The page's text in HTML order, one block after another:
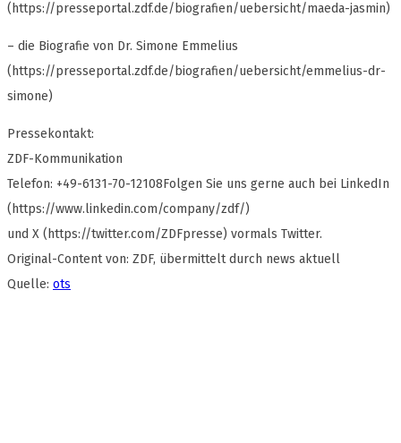
(https://presseportal.zdf.de/biografien/uebersicht/maeda-jasmin)
– die Biografie von Dr. Simone Emmelius
(https://presseportal.zdf.de/biografien/uebersicht/emmelius-dr-
simone)
Pressekontakt:
ZDF-Kommunikation
Telefon: +49-6131-70-12108Folgen Sie uns gerne auch bei LinkedIn
(https://www.linkedin.com/company/zdf/)
und X (https://twitter.com/ZDFpresse) vormals Twitter.
Original-Content von: ZDF, übermittelt durch news aktuell
Quelle: ots